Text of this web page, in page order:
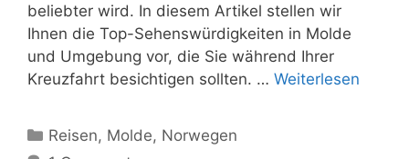
beliebter wird. In diesem Artikel stellen wir
Ihnen die Top-Sehenswürdigkeiten in Molde
und Umgebung vor, die Sie während Ihrer
Kreuzfahrt besichtigen sollten. … Weiterlesen
Kategorien
Reisen, Molde, Norwegen